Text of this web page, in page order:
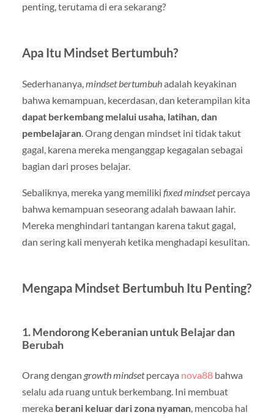
penting, terutama di era sekarang?
Apa Itu Mindset Bertumbuh?
Sederhananya,mindset bertumbuhadalah keyakinan
bahwa kemampuan, kecerdasan, dan keterampilan kita
dapat berkembang melalui usaha, latihan, dan
pembelajaran. Orang dengan mindset ini tidak takut
gagal, karena mereka menganggap kegagalan sebagai
bagian dari proses belajar.
Sebaliknya, mereka yang memiliki fixed mindsetpercaya
bahwa kemampuan seseorang adalah bawaan lahir.
Mereka menghindari tantangan karena takut gagal,
dan sering kali menyerah ketika menghadapi kesulitan.
Mengapa Mindset Bertumbuh Itu Penting?
1. Mendorong Keberanian untuk Belajar dan
Berubah
Orang dengan growth mindsetpercaya nova88bahwa
selalu ada ruang untuk berkembang. Ini membuat
mereka berani keluar dari zona nyaman, mencoba hal